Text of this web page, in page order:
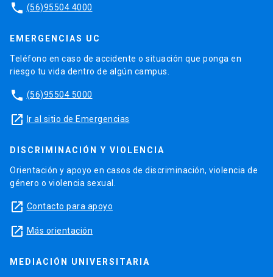
phone (56)95504 4000
EMERGENCIAS UC
Teléfono en caso de accidente o situación que ponga en
riesgo tu vida dentro de algún campus.
phone (56)95504 5000
launch Ir al sitio de Emergencias
DISCRIMINACIÓN Y VIOLENCIA
Orientación y apoyo en casos de discriminación, violencia de
género o violencia sexual.
launch Contacto para apoyo
launch Más orientación
MEDIACIÓN UNIVERSITARIA